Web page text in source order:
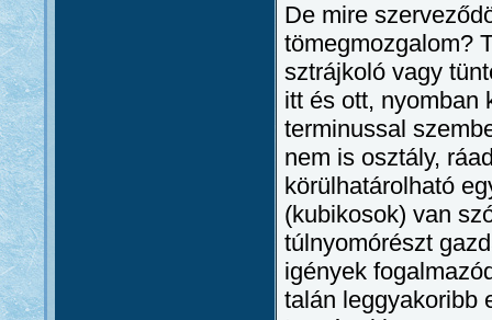
De mire
tömegmozgalom?
sztrájkoló vagy
itt és ott, nyomban
terminussal
nem is osztály,
körülhatárolható
(kubikosok) van
túlnyomórészt
igények
talán leggyakoribb